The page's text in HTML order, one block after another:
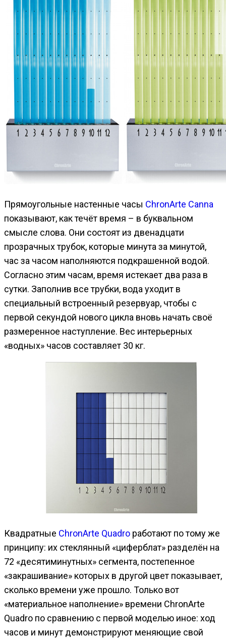
Прямоугольные настенные часы ChronArte Canna
показывают, как течёт время – в буквальном
смысле слова. Они состоят из двенадцати
прозрачных трубок, которые минута за минутой,
час за часом наполняются подкрашенной водой.
Согласно этим часам, время истекает два раза в
сутки. Заполнив все трубки, вода уходит в
специальный встроенный резервуар, чтобы с
первой секундой нового цикла вновь начать своё
размеренное наступление. Вес интерьерных
«водных» часов составляет 30 кг.
Квадратные ChronArte Quadro работают по тому же
принципу: их стеклянный «циферблат» разделён на
72 «десятиминутных» сегмента, постепенное
«закрашивание» которых в другой цвет показывает,
сколько времени уже прошло. Только вот
«материальное наполнение» времени ChronArte
Quadro по сравнению с первой моделью иное: ход
часов и минут демонстрируют меняющие свой